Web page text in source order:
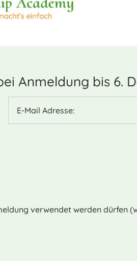
Anmeldung bis 6.
verwendet werden dürfen